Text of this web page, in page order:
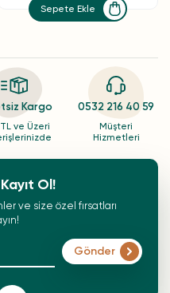
Sepete Ekle
Kargo
ve Üzeri
0532 216 40 59
Müşteri
Hizmetleri
Ol!
ve size özel fırsatları
Gönder